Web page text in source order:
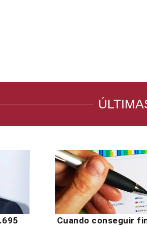
Cuando conseguir